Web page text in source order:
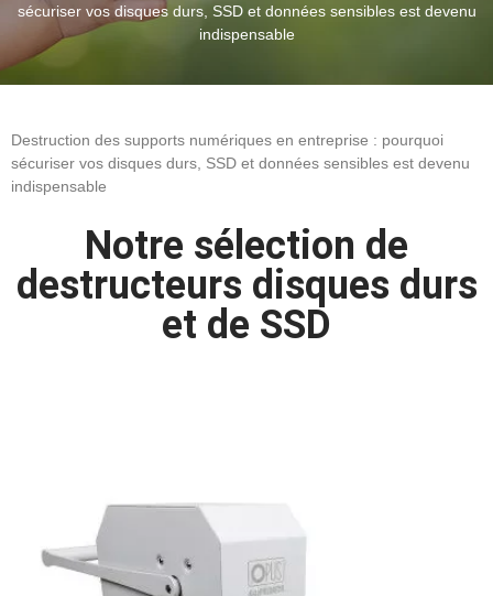
sécuriser vos disques durs, SSD et données sensibles est devenu
indispensable
Destruction des supports numériques en entreprise : pourquoi
sécuriser vos disques durs, SSD et données sensibles est devenu
indispensable
Notre sélection de
destructeurs disques durs
et de SSD